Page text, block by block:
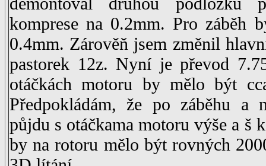
komprese na 0.2mm. Pro záběh
0.4mm. Zárověň jsem změnil
pastorek 12z. Nyní je převod
otáčkách motoru by mělo být
Předpokládám, že po záběhu a
půjdu s otáčkama motoru výše a š
by na rotoru mělo být rovných